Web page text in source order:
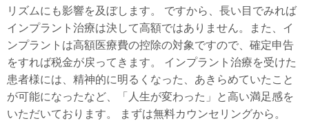
リズムにも影響を及ぼします。 ですから、長い目でみれば
インプラント治療は決して高額ではありません。また、イ
ンプラントは高額医療費の控除の対象ですので、確定申告
をすれば税金が戻ってきます。 インプラント治療を受けた
患者様には、精神的に明るくなった、あきらめていたこと
が可能になったなど、「人生が変わった」と高い満足感を
いただいております。 まずは無料カウンセリングから。